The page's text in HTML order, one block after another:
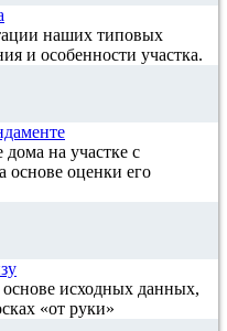
наших типовых
и особенности участка.
на участке с
оценки его
исходных данных,
«от руки»